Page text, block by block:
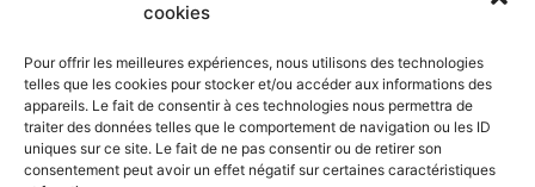
cookies
Pour offrir les meilleures expériences, nous utilisons des technologies
telles que les cookies pour stocker et/ou accéder aux informations des
appareils. Le fait de consentir à ces technologies nous permettra de
traiter des données telles que le comportement de navigation ou les ID
uniques sur ce site. Le fait de ne pas consentir ou de retirer son
consentement peut avoir un effet négatif sur certaines caractéristiques
Catégories
Assistance et démarches
Casting et participation